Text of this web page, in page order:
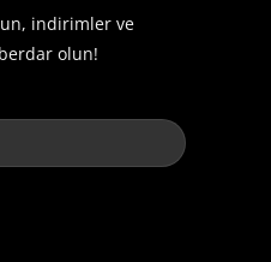
indirimler ve
olun!